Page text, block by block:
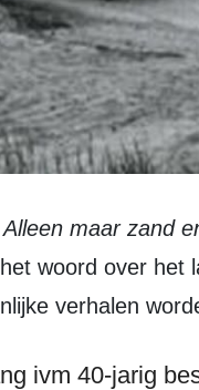
Alleen maar zand
woord over het
verhalen
ivm 40-jarig